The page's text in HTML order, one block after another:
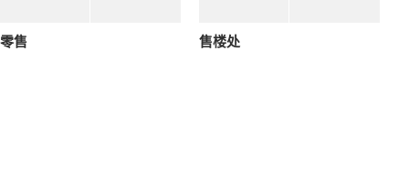
零售 售楼处